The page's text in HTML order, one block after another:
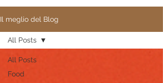
Il meglio del Blog
All Posts
Food
All Posts